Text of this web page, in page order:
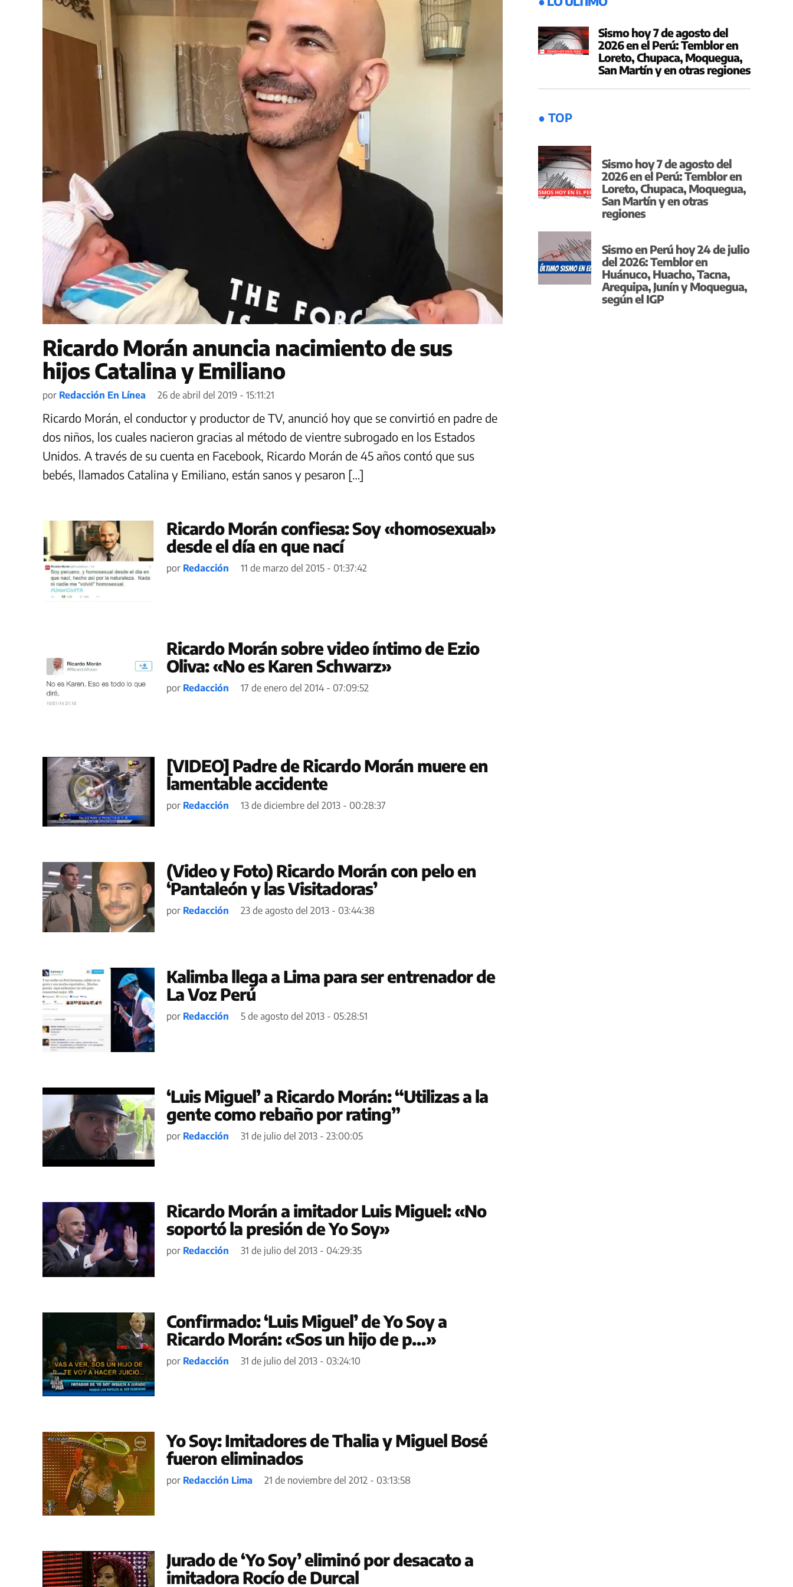
Ricardo Morán anuncia nacimiento de sus
hijos Catalina y Emiliano
por Redacción En Línea 26 de abril del 2019 - 15:11:21
Ricardo Morán, el conductor y productor de TV, anunció hoy que se convirtió en padre de
dos niños, los cuales nacieron gracias al método de vientre subrogado en los Estados
Unidos. A través de su cuenta en Facebook, Ricardo Morán de 45 años contó que sus
bebés, llamados Catalina y Emiliano, están sanos y pesaron […]
Ricardo Morán confiesa: Soy «homosexual»
desde el día en que nací
por Redacción 11 de marzo del 2015 - 01:37:42
Ricardo Morán sobre video íntimo de Ezio
Oliva: «No es Karen Schwarz»
por Redacción 17 de enero del 2014 - 07:09:52
[VIDEO] Padre de Ricardo Morán muere en
lamentable accidente
por Redacción 13 de diciembre del 2013 - 00:28:37
(Video y Foto) Ricardo Morán con pelo en
‘Pantaleón y las Visitadoras’
por Redacción 23 de agosto del 2013 - 03:44:38
Kalimba llega a Lima para ser entrenador de
La Voz Perú
por Redacción 5 de agosto del 2013 - 05:28:51
‘Luis Miguel’ a Ricardo Morán: “Utilizas a la
gente como rebaño por rating”
por Redacción 31 de julio del 2013 - 23:00:05
Ricardo Morán a imitador Luis Miguel: «No
soportó la presión de Yo Soy»
por Redacción 31 de julio del 2013 - 04:29:35
Confirmado: ‘Luis Miguel’ de Yo Soy a
Ricardo Morán: «Sos un hijo de p…»
por Redacción 31 de julio del 2013 - 03:24:10
Yo Soy: Imitadores de Thalia y Miguel Bosé
fueron eliminados
por Redacción Lima 21 de noviembre del 2012 - 03:13:58
Jurado de ‘Yo Soy’ eliminó por desacato a
imitadora Rocío de Durcal
Sismo hoy 7 de agosto del
2026 en el Perú: Temblor en
Loreto, Chupaca, Moquegua,
San Martín y en otras regiones
● TOP
Sismo hoy 7 de agosto del
2026 en el Perú: Temblor en
Loreto, Chupaca, Moquegua,
San Martín y en otras
regiones
Sismo en Perú hoy 24 de julio
del 2026: Temblor en
Huánuco, Huacho, Tacna,
Arequipa, Junín y Moquegua,
según el IGP